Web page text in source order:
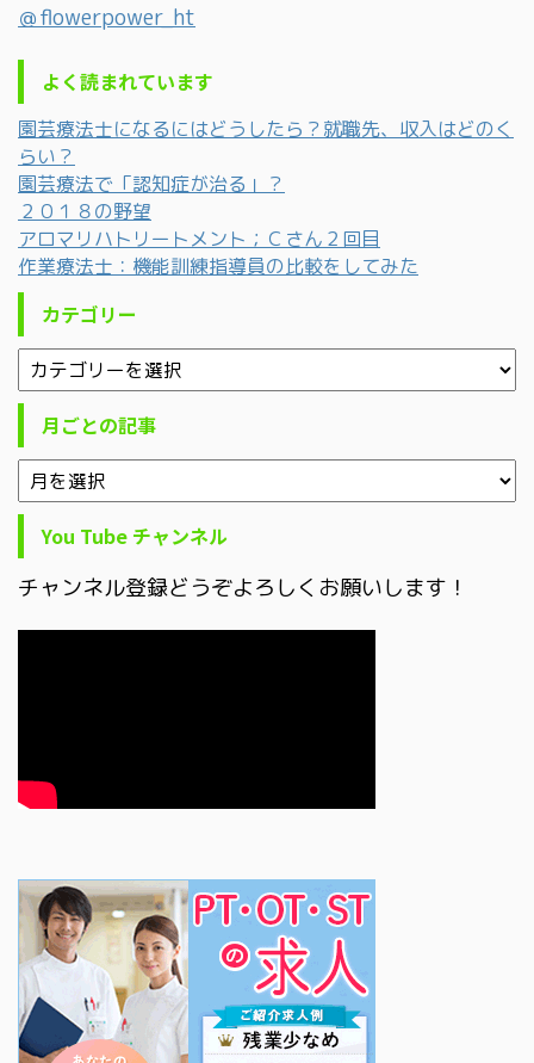
＠flowerpower_ht
よく読まれています
園芸療法士になるにはどうしたら？就職先、収入はどのく
らい？
園芸療法で「認知症が治る」？
２０１８の野望
アロマリハトリートメント；Ｃさん２回目
作業療法士：機能訓練指導員の比較をしてみた
カテゴリー
月ごとの記事
You Tube チャンネル
チャンネル登録どうぞよろしくお願いします！